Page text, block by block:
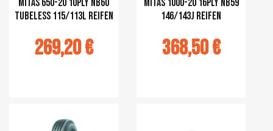
Mitas 650-20 10PLY NB60
TUBELESS 115/113L Reifen
269,20 €
Mitas 1000-20 16PLY NB59
146/143J Reifen
368,50 €